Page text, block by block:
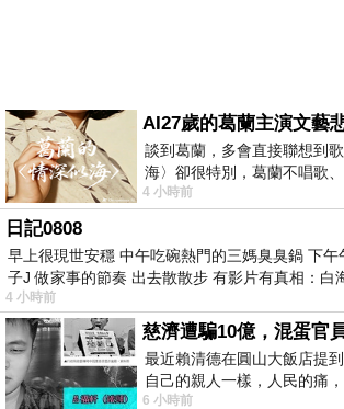
談到葛蘭，多會直接聯想到
海〉卻很特別，葛蘭不唱歌
心演戲。拍攝期間，經常工作
4 小時前
日記0808
早上很現世安穩 中午吃碗熱門的三媽臭臭鍋 下
子J 做家事的節奏 出去散散步 有影片有真相：白
4 小時前
慈濟遭騙10億，混蛋官
最近賴清德在圓山大飯店提
自己的親人一樣，人民的痛
民如親，說的這麼好聽，實際
6 小時前